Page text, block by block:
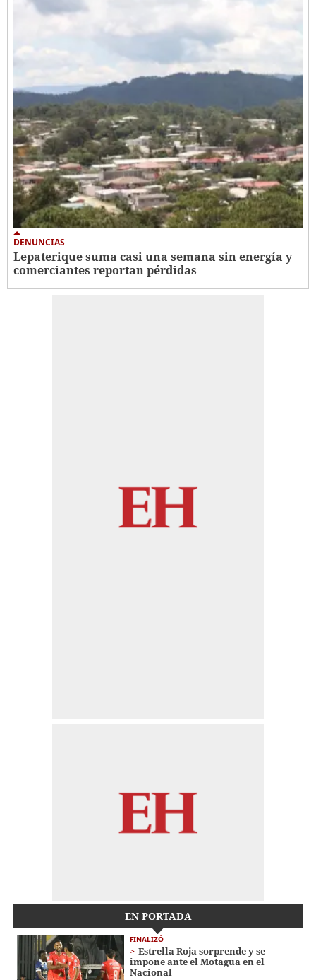
DENUNCIAS
Lepaterique suma casi una semana sin energía y
comerciantes reportan pérdidas
EN PORTADA
FINALIZÓ
Estrella Roja sorprende y se
impone ante el Motagua en el
Nacional